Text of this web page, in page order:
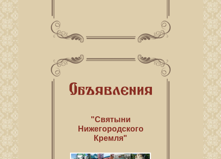
"Святыни
Нижегородского
Кремля"